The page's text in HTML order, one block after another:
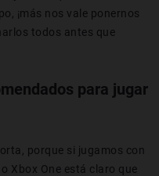
¡más nos vale ponernos
todos antes que
para jugar
porque si jugamos con
Xbox One está claro que